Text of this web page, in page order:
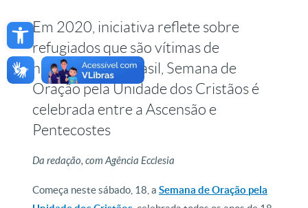
Open toolbar
Em 2020, iniciativa reflete sobre
refugiados que são vítimas de
naufrágios; no Brasil, Semana de
Oração pela Unidade dos Cristãos é
celebrada entre a Ascensão e
Pentecostes
Da redação, com Agência Ecclesia
Começa neste sábado, 18, aSemana de Oração pela